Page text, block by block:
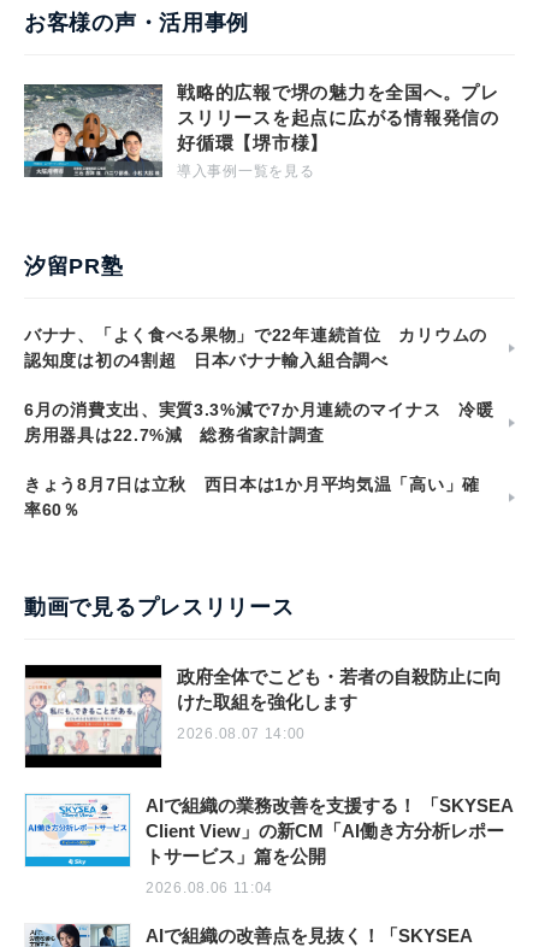
お客様の声・活用事例
戦略的広報で堺の魅力を全国へ。プレ
スリリースを起点に広がる情報発信の
好循環【堺市様】
導入事例一覧を見る
汐留PR塾
バナナ、「よく食べる果物」で22年連続首位 カリウムの
認知度は初の4割超 日本バナナ輸入組合調べ
6月の消費支出、実質3.3%減で7か月連続のマイナス 冷暖
房用器具は22.7%減 総務省家計調査
きょう8月7日は立秋 西日本は1か月平均気温「高い」確
率60％
動画で見るプレスリリース
政府全体でこども・若者の自殺防止に向
けた取組を強化します
2026.08.07 14:00
AIで組織の業務改善を支援する！ 「SKYSEA
Client View」の新CM「AI働き方分析レポー
トサービス」篇を公開
2026.08.06 11:04
AIで組織の改善点を見抜く！「SKYSEA